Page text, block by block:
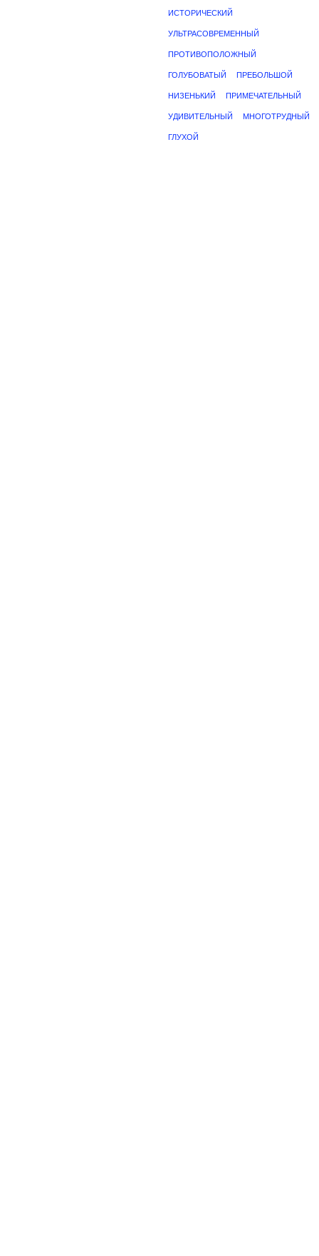
ИСТОРИЧЕСКИЙ
УЛЬТРАСОВРЕМЕННЫЙ
ПРОТИВОПОЛОЖНЫЙ
ГОЛУБОВАТЫЙ ПРЕБОЛЬШОЙ
НИЗЕНЬКИЙ ПРИМЕЧАТЕЛЬНЫЙ
УДИВИТЕЛЬНЫЙ МНОГОТРУДНЫЙ
ГЛУХОЙ